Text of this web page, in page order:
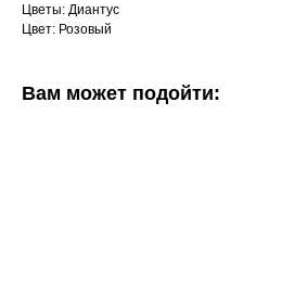
Цветы: Диантус
Цвет: Розовый
Вам может подойти: